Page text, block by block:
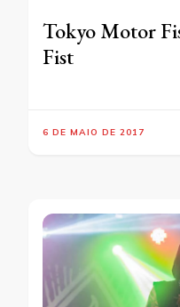
Tokyo Motor
Fist
6 DE MAIO DE 2017